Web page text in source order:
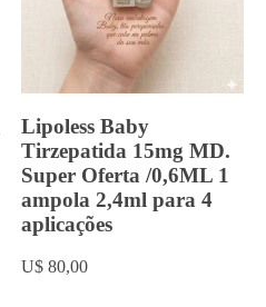
Landerlan Gold
Durateston com 10ml
U$ 20,00